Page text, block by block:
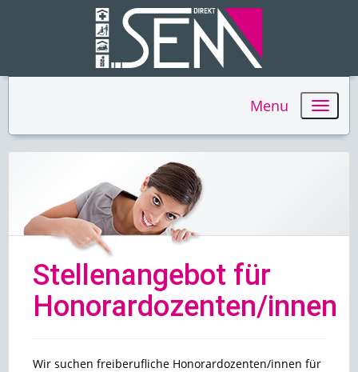
Menu
Stellenangebot für
Honorardozenten/innen
Wir suchen freiberufliche Honorardozenten/innen für